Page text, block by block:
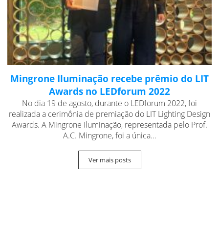
Mingrone Iluminação recebe prêmio do LIT
Awards no LEDforum 2022
No dia 19 de agosto, durante o LEDforum 2022, foi
realizada a cerimônia de premiação do LIT Lighting Design
Awards. A Mingrone Iluminação, representada pelo Prof.
A.C. Mingrone, foi a única...
Ver mais posts